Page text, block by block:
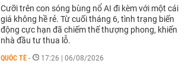
Cưỡi trên con sóng bùng nổ AI đi kèm với một cái
giá không hề rẻ. Từ cuối tháng 6, tình trạng biến
động cực hạn đã chiếm thế thượng phong, khiến
nhà đầu tư thua lỗ.
QUỐC TẾ - 17:26 | 06/08/2026